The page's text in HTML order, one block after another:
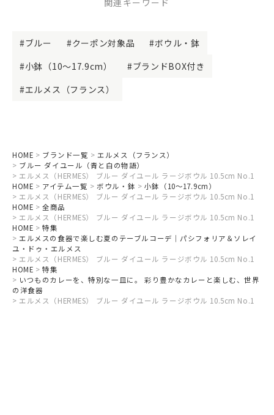
関連キーワード
ブルー クーポン対象品
ボウル・鉢
小鉢（10～17.9cm）
ブランドBOX付き
エルメス（フランス）
HOME ブランド一覧
エルメス（フランス）
ブルー ダイユール（青と白の物語）
エルメス（HERMES） ブルー ダイユール ラージボウル 10.5cm No.1
HOME
アイテム一覧 ボウル・鉢
小鉢（10～17.9cm）
エルメス（HERMES） ブルー ダイユール ラージボウル 10.5cm No.1
HOME
全商品
エルメス（HERMES） ブルー ダイユール ラージボウル 10.5cm No.1
HOME
特集
エルメスの食器で楽しむ夏のテーブルコーデ｜パシフォリア＆ソレイ
ユ・ドゥ・エルメス
エルメス（HERMES） ブルー ダイユール ラージボウル 10.5cm No.1
HOME
特集
いつものカレーを、特別な一皿に。 彩り豊かなカレーと楽しむ、世界
の洋食器
エルメス（HERMES） ブルー ダイユール ラージボウル 10.5cm No.1